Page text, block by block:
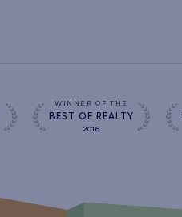
WINNER OF THE
BEST OF REALTY
2016